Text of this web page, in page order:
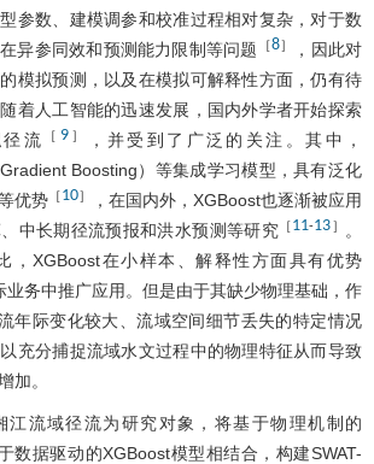
参数、建模调参和校准过程相对复杂，对于数
异参同效和预测能力限制等问题
［8］
，因此对
模拟预测，以及在模拟可解释性方面，仍有待
着人工智能的迅速发展，国内外学者开始探索
流
［ 9］
，并受到了广泛的关注。其中，
Boosting）等集成学习模型，具有泛化
优势 ［10］
，在国内外，XGBoost也逐渐被应用
中长期径流预报和洪水预测等研究［11-13］
。
，XGBoost在小样本、解释性方面具有优势
业务中推广应用。但是由于其缺少物理基础，作
年际变化较大、流域空间细节丢失的特定情况
充分捕捉流域水文过程中的物理特征从而导致
加。
江流域径流为研究对象，将基于物理机制的
数据驱动的XGBoost模型相结合，构建SWAT-